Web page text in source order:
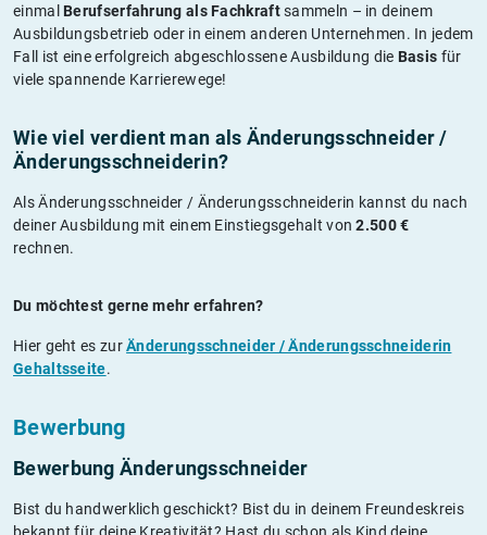
einmal Berufserfahrung als Fachkraftsammeln – in deinem
Ausbildungsbetrieb oder in einem anderen Unternehmen. In jedem
Fall ist eine erfolgreich abgeschlossene Ausbildung die Basis für
viele spannende Karrierewege!
Wie viel verdient man als Änderungsschneider /
Änderungsschneiderin?
Als Änderungsschneider / Änderungsschneiderin kannst du nach
deiner Ausbildung mit einem Einstiegsgehalt von2.500 €
rechnen.
Du möchtest gerne mehr erfahren?
Hier geht es zurÄnderungsschneider / Änderungsschneiderin
Gehaltsseite.
Bewerbung
Bewerbung Änderungsschneider
Bist du handwerklich geschickt? Bist du in deinem Freundeskreis
bekannt für deine Kreativität? Hast du schon als Kind deine